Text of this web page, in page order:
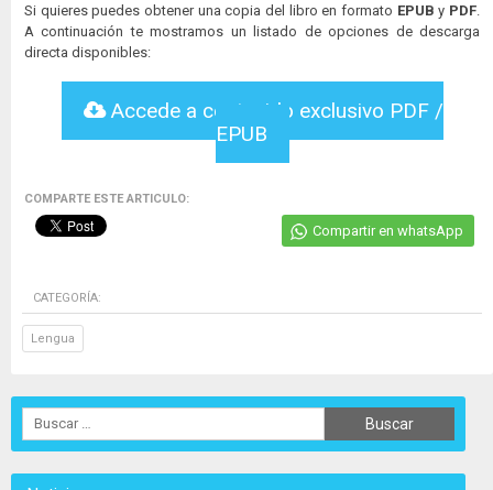
Si quieres puedes obtener una copia del libro en formato EPUB y PDF
A continuación te mostramos un listado de opciones de descarga
directa disponibles:
Accede a contenido exclusivo PDF /
EPUB
COMPARTE ESTE ARTICULO:
Compartir en whatsApp
CATEGORÍA:
Lengua